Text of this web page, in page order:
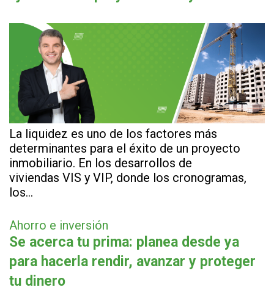
La liquidez es uno de los factores más
determinantes para el éxito de un proyecto
inmobiliario. En los desarrollos de
viviendas VIS y VIP, donde los cronogramas,
los…
Ahorro e inversión
Se acerca tu prima: planea desde ya
para hacerla rendir, avanzar y proteger
tu dinero